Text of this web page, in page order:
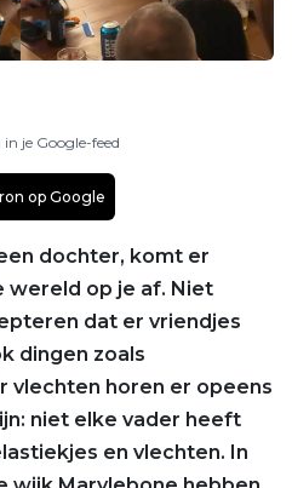
je Google-feed
op Google
dochter, komt er
wereld op je af. Niet
dat er vriendjes
dingen zoals
vlechten horen er opeens
niet elke vader heeft
en vlechten. In